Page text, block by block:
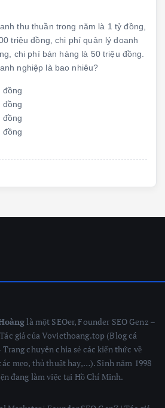
thu thuần trong năm là 1 tỷ đồng,
triệu đồng, chi phí quản lý doanh
chi phí bán hàng là 50 triệu đồng.
nghiệp là bao nhiêu?
đồng
đồng
đồng
đồng
là một SEOer, Founder SEO Genz –
giả của Voviethoang.top (Blog cá
chuyên chia sẻ các kiến thức về
mẹo, thủ thuật hay,…). Sinh năm 1998
đang làm việc tại Hồ Chí Minh.